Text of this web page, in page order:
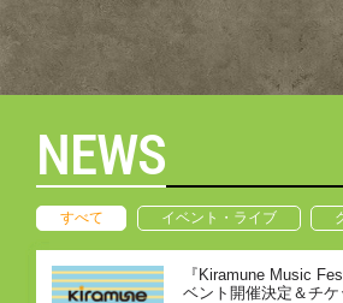
NEWS
すべて イベント・ライブ
『Kiramune Music
ベント開催決定＆チ